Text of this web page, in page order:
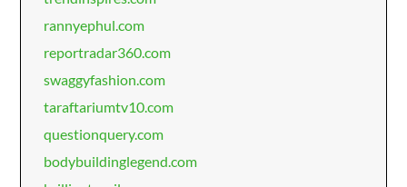
rannyephul.com
reportradar360.com
swaggyfashion.com
taraftariumtv10.com
questionquery.com
bodybuildinglegend.com